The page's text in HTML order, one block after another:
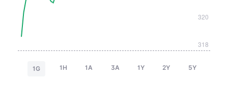
1G 1H 1A 3A 1Y 2Y 5Y